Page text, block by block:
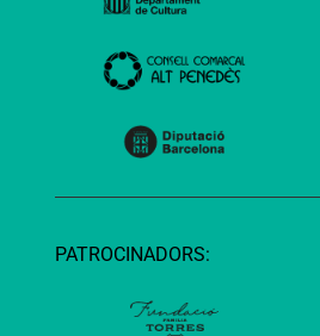
PATROCINADORS: